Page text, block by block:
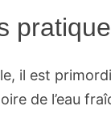
il est
de l’eau